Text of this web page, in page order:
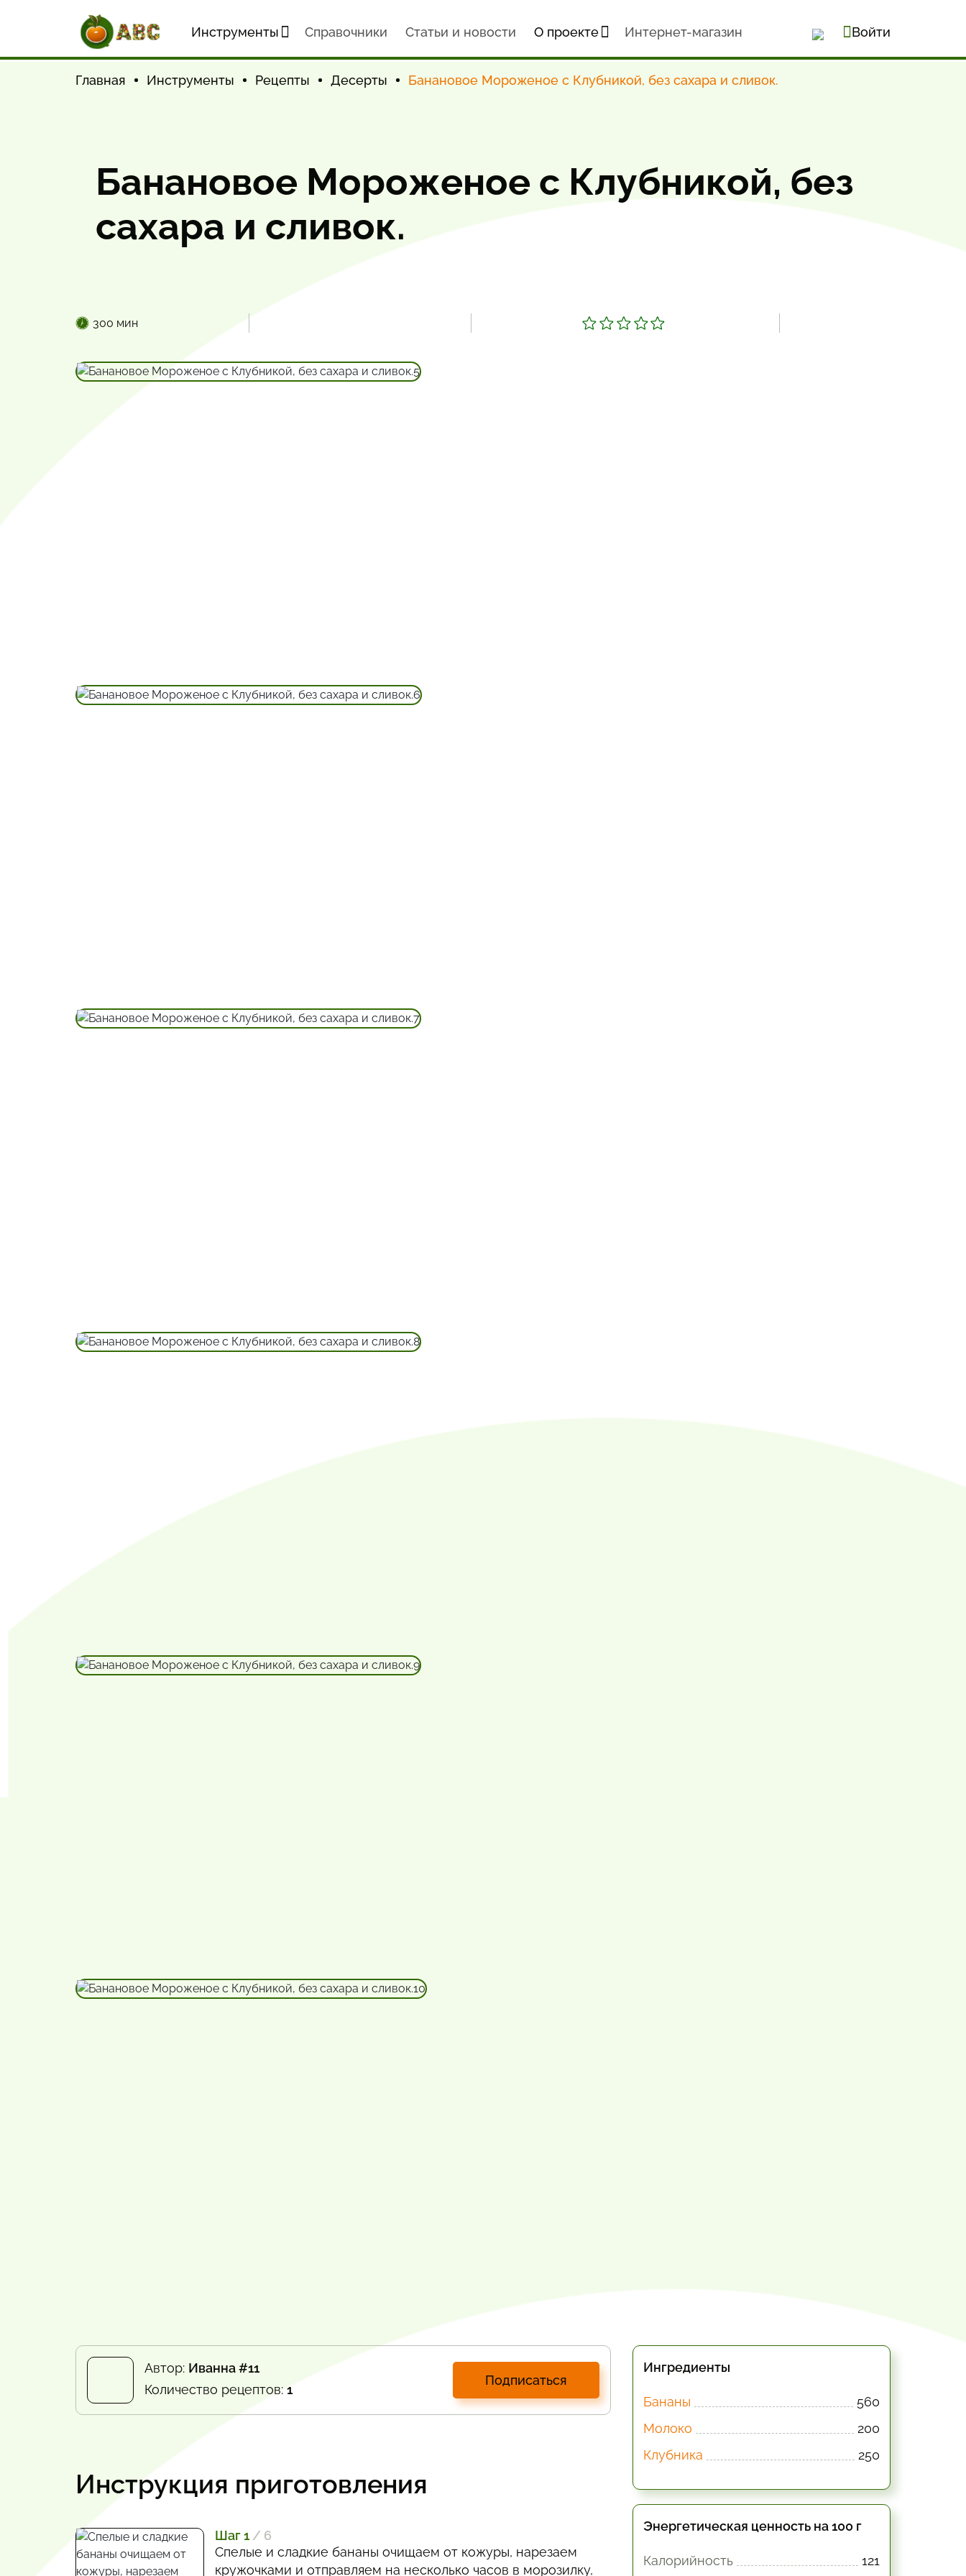
Инструменты Cправочники Статьи и новости О проекте Интернет-магазин Войти
Главная Инструменты Рецепты Десерты Банановое Мороженое с Клубникой, без сахара и сливок.
Банановое Мороженое с Клубникой, без
сахара и сливок.
300 мин
Автор: Иванна #11
Количество рецептов: 1
Подписаться
Инструкция приготовления
Шаг 1 / 6
Спелые и сладкие бананы очищаем от кожуры, нарезаем
кружочками и отправляем на несколько часов в морозилку,
Ингредиенты
Бананы
560
Молоко
200
Клубника
250
Энергетическая ценность на 100 г
Калорийность 121